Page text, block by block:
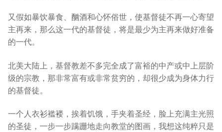
又假如暴饮暴食、酗酒和心怀俗世，使基督徒不再一心寄望
主再来，那么这一代的基督徒，将是最少为主再来做好准备
的一代。
北美大陆上，基督教差不多完全成了富裕的中产或中上层阶
级的宗教，那非常富有或非常贫穷的，却很少成为身体力行
的基督徒。
一个人衣衫褴褛，挨着饥饿，手夹着圣经，脸上充满主光照
的圣徒，一步一步蹒跚地走向教堂的图画，我想这纯粹只是